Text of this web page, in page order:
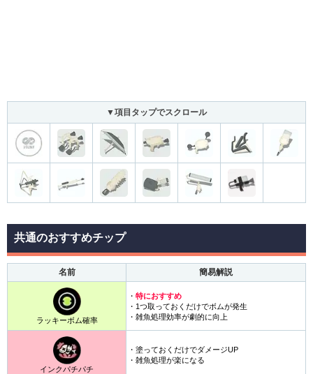
▼項目タップでスクロール
共通のおすすめチップ
名前 簡易解説
ラッキーボム確率
・ 特におすすめ
・1つ取っておくだけでボムが発生
・雑魚処理効率が劇的に向上
インクパチパチ
・塗っておくだけでダメージUP
・雑魚処理が楽になる